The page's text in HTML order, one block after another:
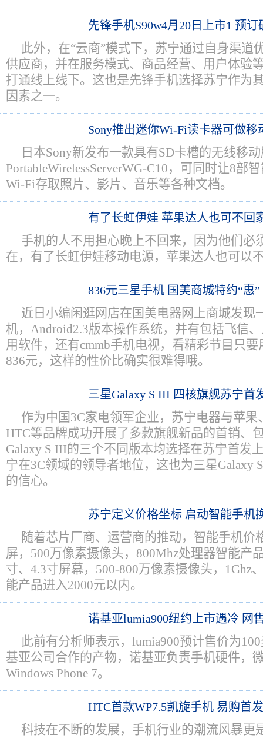
先锋手机S90w4月20日上市1 预订
此外，在“云商”模式下，苏宁通过自身渠道
供应商，并在服务模式、商品经营、用户体验
打通线上线下。这也是先锋手机选择苏宁作为
因素之一。
Sony推出迷你Wi-Fi读卡器可做移
日本Sony新发布一款具有SD卡槽的无线移
PortableWirelessServerWG-C10，可同时让8部
Wi-Fi存取照片、影片、音乐等各种文档。
有了长虹伊娃 苹果达人也可不回
手机的人不用担心晚上不回来，因为他们必
在，有了长虹伊娃移动电源，苹果达人也可以
836元三星手机 国美商城特约“惠”
近日小编闲逛网店在国美电器网上商城发现
机，Android2.3版本操作系统，并有包括飞信
用软件，还有cmmb手机电视，看精彩节目只
836元，这样的性价比确实很难得哦。
三星Galaxy S III 四核旗舰苏宁首
作为中国3C家电领军企业，苏宁电器与苹
HTC等品牌成功开展了多款旗舰新品的首销、
Galaxy S III的三个不同版本均选择在苏宁首发
宁在3C领域的领导者地位，这也为三星Galaxy
的信心。
苏宁定义价格坐标 启动智能手机
随着芯片厂商、运营商的推动，智能手机价
屏，500万像素摄像头，800Mhz处理器智能产
寸、4.3寸屏幕，500-800万像素摄像头，1Ghz
能产品进入2000元以内。
诺基亚lumia900纽约上市遇冷 网
此前有分析师表示，lumia900预计售价为
基亚公司合作的产物，诺基亚负责手机硬件，
Windows Phone 7。
HTC首款WP7.5凯旋手机 易购首
科技在不断的发展，手机行业的潮流风暴更